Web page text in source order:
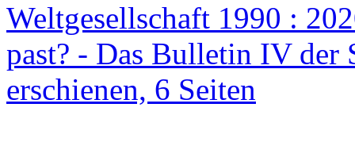
Weltgesellschaft 1990 :
past? - Das Bulletin IV der
erschienen, 6 Seiten